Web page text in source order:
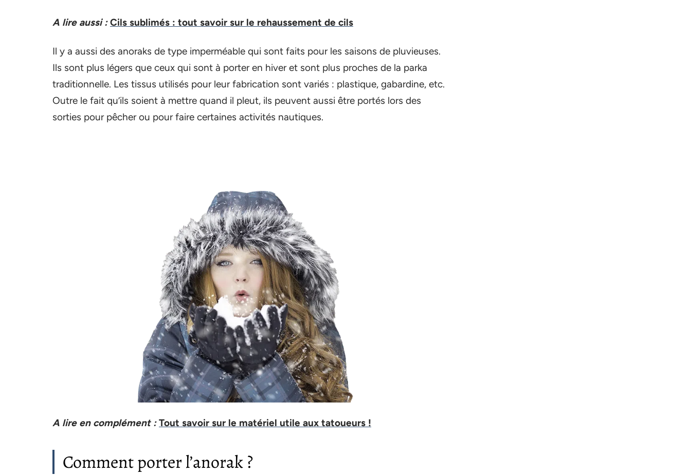
A lire aussi : Cils sublimés : tout savoir sur le rehaussement de cils
Il y a aussi des anoraks de type imperméable qui sont faits pour les saisons de pluvieuses.
Ils sont plus légers que ceux qui sont à porter en hiver et sont plus proches de la parka
traditionnelle. Les tissus utilisés pour leur fabrication sont variés : plastique, gabardine, etc.
Outre le fait qu’ils soient à mettre quand il pleut, ils peuvent aussi être portés lors des
sorties pour pêcher ou pour faire certaines activités nautiques.
A lire en complément : Tout savoir sur le matériel utile aux tatoueurs !
Comment porter l’anorak ?